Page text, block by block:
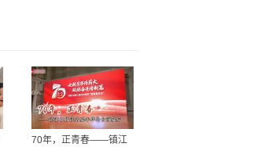
70年，正青春——镇江